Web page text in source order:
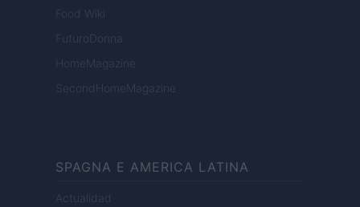
Food Wiki
FuturoDonna
HomeMagazine
SecondHomeMagazine
SPAGNA E AMERICA LATINA
Actualidad